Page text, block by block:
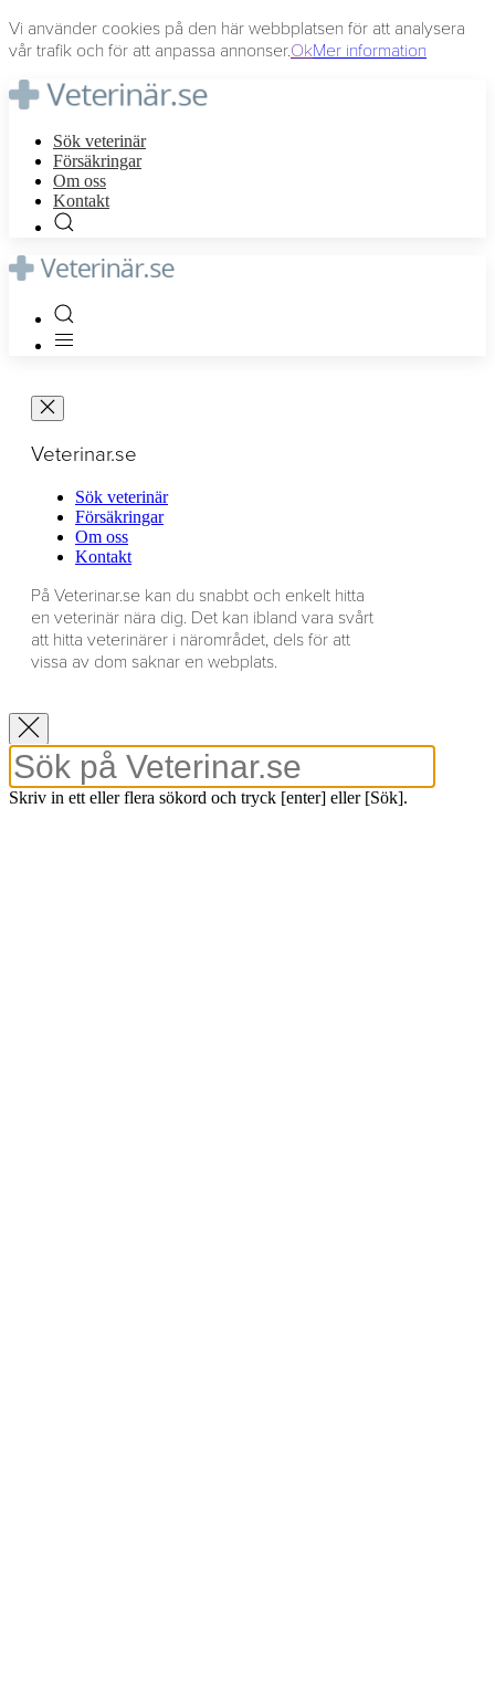
Vi använder cookies på den här webbplatsen för att analysera
vår trafik och för att anpassa annonser.OkMer information
Sök veterinär
Försäkringar
Om oss
Kontakt
Veterinar.se
Sök veterinär
Försäkringar
Om oss
Kontakt
På Veterinar.se kan du snabbt och enkelt hitta
en veterinär nära dig. Det kan ibland vara svårt
att hitta veterinärer i närområdet, dels för att
vissa av dom saknar en webplats.
Skriv in ett eller flera sökord och tryck [enter] eller [Sök].